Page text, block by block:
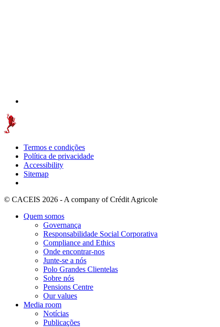
Termos e condições
Política de privacidade
Accessibility
Sitemap
© CACEIS 2026 - A company of Crédit Agricole
Quem somos
Governança
Responsabilidade Social Corporativa
Compliance and Ethics
Onde encontrar-nos
Junte-se a nós
Polo Grandes Clientelas
Sobre nós
Pensions Centre
Our values
Media room
Notícias
Publicações